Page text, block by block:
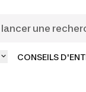
CONSEILS